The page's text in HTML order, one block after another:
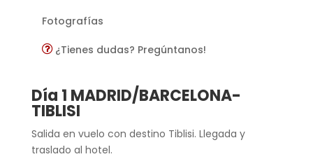
Fotografías
¿Tienes dudas? Pregúntanos!
Día 1 MADRID/BARCELONA-
TIBLISI
Salida en vuelo con destino Tiblisi. Llegada y
traslado al hotel.